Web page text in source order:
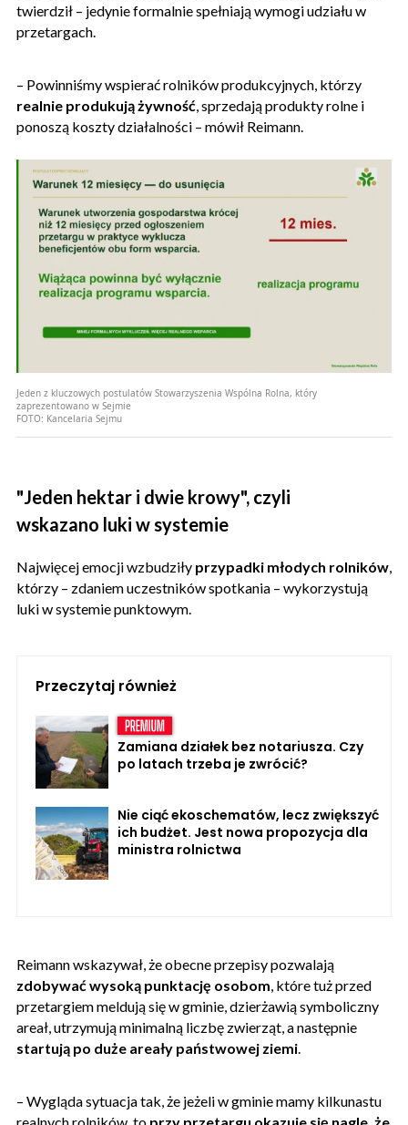
twierdził – jedynie formalnie spełniają wymogi udziału w
przetargach.
– Powinniśmy wspierać rolników produkcyjnych, którzy
realnie produkują żywność, sprzedają produkty rolne i
ponoszą koszty działalności – mówił Reimann.
Jeden z kluczowych postulatów Stowarzyszenia Wspólna Rolna, który
zaprezentowano w Sejmie
FOTO: Kancelaria Sejmu
"Jeden hektar i dwie krowy", czyli
wskazano luki w systemie
Najwięcej emocji wzbudziły przypadki młodych rolników,
którzy – zdaniem uczestników spotkania – wykorzystują
luki w systemie punktowym.
Przeczytaj również
Zamiana działek bez notariusza. Czy
po latach trzeba je zwrócić?
Nie ciąć ekoschematów, lecz zwiększyć
ich budżet. Jest nowa propozycja dla
ministra rolnictwa
Reimann wskazywał, że obecne przepisy pozwalają
zdobywać wysoką punktację osobom, które tuż przed
przetargiem meldują się w gminie, dzierżawią symboliczny
areał, utrzymują minimalną liczbę zwierząt, a następnie
startują po duże areały państwowej ziemi.
– Wygląda sytuacja tak, że jeżeli w gminie mamy kilkunastu